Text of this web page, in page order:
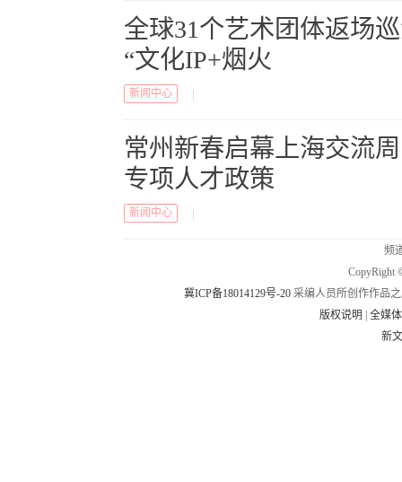
全球31个艺术团体返场
“文化IP+烟火
新闻中心
常州新春启幕上海交流
专项人才政策
新闻中心
频
CopyRight
冀ICP备18014129号-20 采编人员所创作作品
版权说明
|全媒
新